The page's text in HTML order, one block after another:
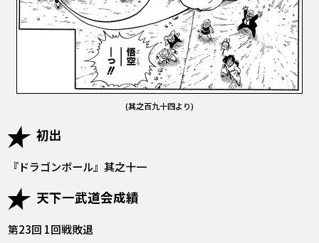
(其之百九十四より)
初出
『ドラゴンボール』其之十一
天下一武道会成績
第23回 1回戦敗退